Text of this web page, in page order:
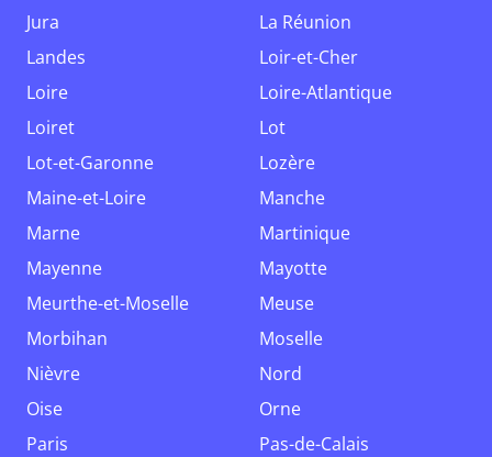
Jura
La Réunion
Landes
Loir-et-Cher
Loire
Loire-Atlantique
Loiret
Lot
Lot-et-Garonne
Lozère
Maine-et-Loire
Manche
Marne
Martinique
Mayenne
Mayotte
Meurthe-et-Moselle
Meuse
Morbihan
Moselle
Nièvre
Nord
Oise
Orne
Paris
Pas-de-Calais